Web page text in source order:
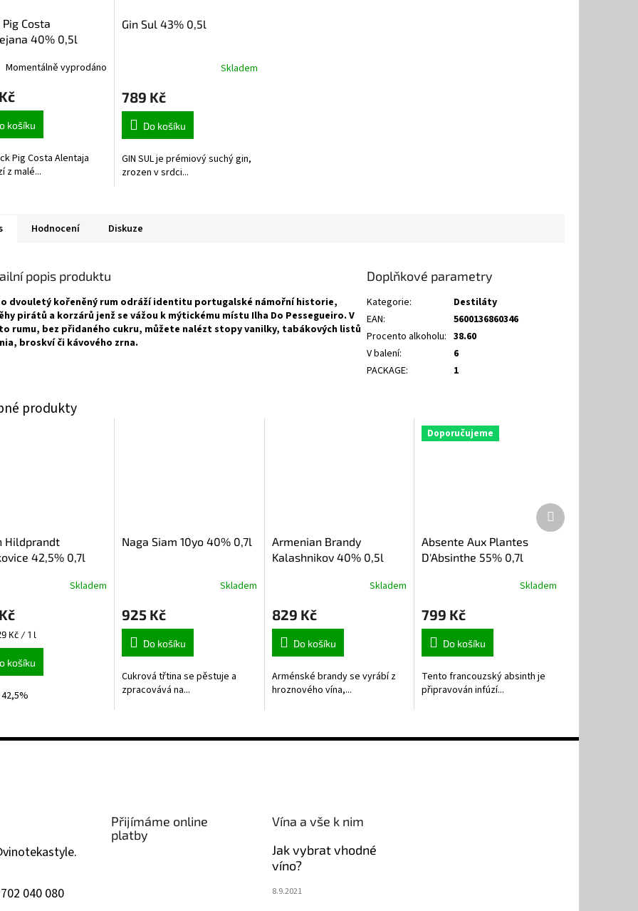
Costa
40% 0,5l
Momentálně vyprodáno
košíku
Pig Costa Alentaja
z malé...
Gin Sul 43% 0,5l
Skladem
789 Kč
Do košíku
GIN SUL je prémiový suchý gin,
zrozen v srdci...
Hodnocení Diskuze
popis produktu
dvouletý kořeněný rum odráží identitu portugalské námořní historie,
pirátů a korzárů jenž se vážou k mýtickému místu Ilha Do Pessegueiro. V
rumu, bez přidaného cukru, můžete nalézt stopy vanilky, tabákových listů
broskví či kávového zrna.
Doplňkové parametry
Kategorie:
Destiláty
EAN:
5600136860346
Procento alkoholu: 38.60
V balení:
6
PACKAGE: 1
Hildprandt
42,5% 0,7l
Skladem
Kč / 1 l
košíku
Naga Siam 10yo 40% 0,7l
Skladem
925 Kč
Do košíku
Cukrová třtina se pěstuje a
zpracovává na...
Armenian Brandy
Kalashnikov 40% 0,5l
Skladem
829 Kč
Do košíku
Arménské brandy se vyrábí z
hroznového vína,...
Doporučujeme
Absente Aux Plantes
D'Absinthe 55% 0,7l
Skladem
799 Kč
Do košíku
Tento francouzský absinth je
připravován infúzí...
Další
produkt
vinotekastyle.
040 080
Přijímáme online
platby
Vína a vše k nim
Jak vybrat vhodné
víno?
8.9.2021